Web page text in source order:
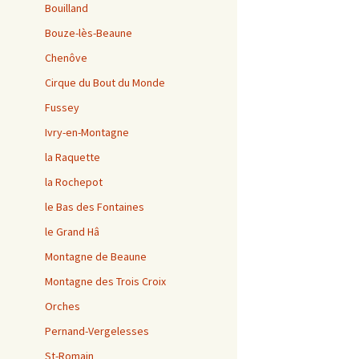
Bouilland
Bouze-lès-Beaune
Chenôve
Cirque du Bout du Monde
Fussey
Ivry-en-Montagne
la Raquette
la Rochepot
le Bas des Fontaines
le Grand Hâ
Montagne de Beaune
Montagne des Trois Croix
Orches
Pernand-Vergelesses
St-Romain